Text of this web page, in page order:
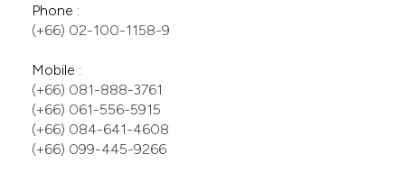
(+66) 081-888-3761
(+66) 061-556-5915
(+66) 084-641-4608
(+66) 099-445-9266